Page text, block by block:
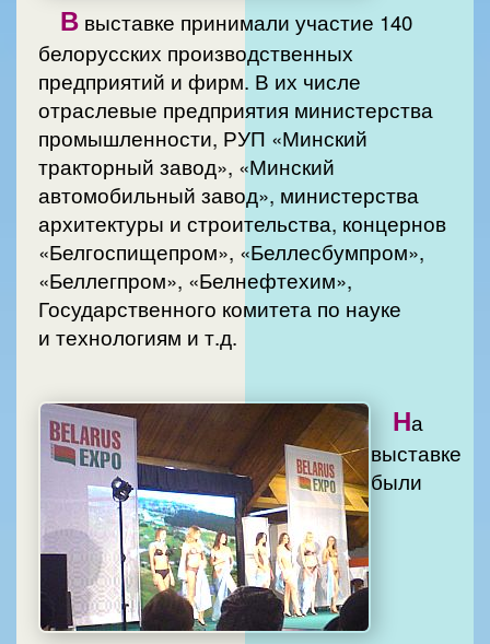
В выставке принимали участие 140
белорусских производственных
предприятий и фирм. В их числе
отраслевые предприятия министерства
промышленности, РУП «Минский
тракторный завод», «Минский
автомобильный завод», министерства
архитектуры и строительства, концернов
«Белгоспищепром», «Беллесбумпром»,
«Беллегпром», «Белнефтехим»,
Государственного комитета по науке
и технологиям и т.д.
На
выставке
были